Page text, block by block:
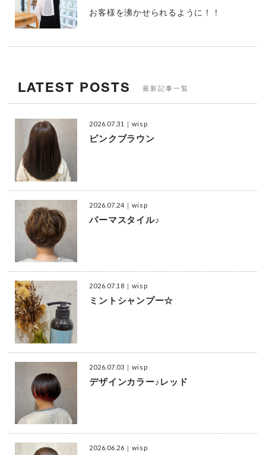
お客様を沸かせられるように！！
LATEST POSTS 最新記事一覧
2026.07.31 ｜wisp
ピンクブラウン
2026.07.24 ｜wisp
パーマスタイル♪
2026.07.18 ｜wisp
ミントシャンプー☆
2026.07.03 ｜wisp
デザインカラー♪レッド
2026.06.26 ｜wisp